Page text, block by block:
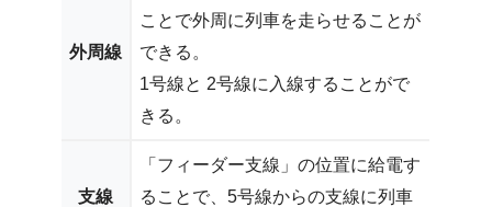
外周線
ことで外周に列車を走らせることが
できる。
1号線と 2号線に入線することがで
きる。
支線
「フィーダー支線」の位置に給電す
ることで、5号線からの支線に列車